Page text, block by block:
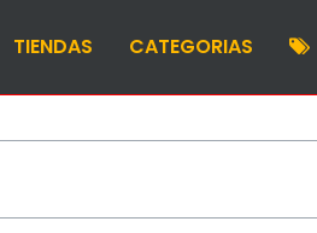
TIENDAS CATEGORIAS